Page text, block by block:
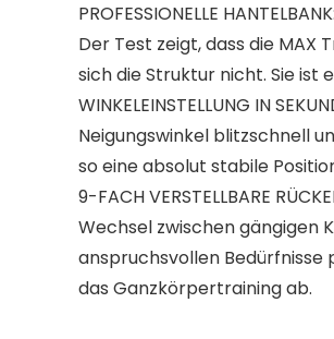
PROFESSIONELLE
Der Test zeigt, dass die
sich die Struktur nicht. Sie ist
WINKELEINSTELLUNG IN
Neigungswinkel blitzschnell
so eine absolut stabile
9-FACH VERSTELLBARE
Wechsel zwischen gängigen
anspruchsvollen
das Ganzkörpertraining ab.